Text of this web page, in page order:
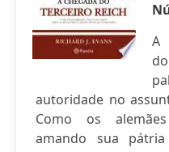
A
autoridade no
Como os
amando sua